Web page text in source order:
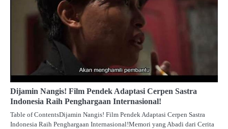
Dijamin Nangis! Film Pendek Adaptasi Cerpen Sastra
Indonesia Raih Penghargaan Internasional!
Table of ContentsDijamin Nangis! Film Pendek Adaptasi Cerpen Sastra
Indonesia Raih Penghargaan Internasional!Memori yang Abadi dari Cerita